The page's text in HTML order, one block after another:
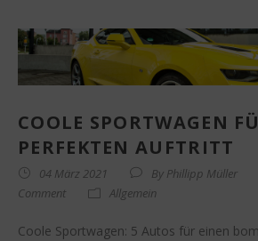
COOLE SPORTWAGEN
PERFEKTEN AUFTRITT
04 März 2021 By Phillipp Müller
Comment
Allgemein
Coole Sportwagen: 5 Autos für einen